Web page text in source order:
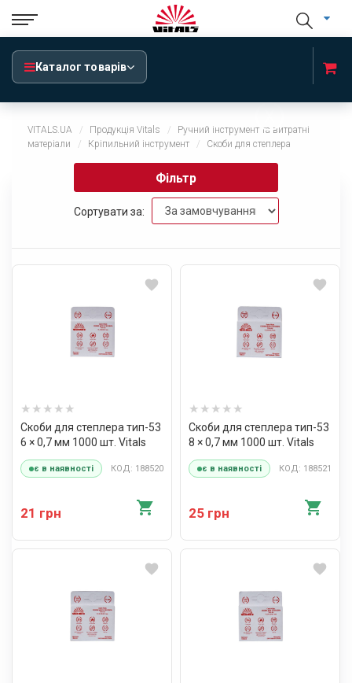
Каталог товарів
VITALS.UA Продукція Vitals
Ручний інструмент та витратні
матеріали
Кріпильний інструмент Скоби для степлера
x
Фільтр
Сортувати за:
Скоби для степлера тип-53
6 × 0,7 мм 1000 шт. Vitals
є в наявності КОД: 188520
21 грн
Скоби для степлера тип-53
8 × 0,7 мм 1000 шт. Vitals
є в наявності КОД: 188521
25 грн